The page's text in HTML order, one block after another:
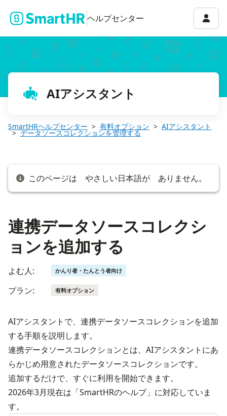
ヘルプセンター アカ
AIアシスタント
SmartHRヘルプセンター 有料オプション AIアシスタント
データソースコレクションを管理する
このページは やさしい日本語が ありません。
連携データソースコレクシ
ョンを追加する
よむ人: かんり者・たんとう者向け
プラン: 有料オプション
AIアシスタントで、連携データソースコレクションを追加
する手順を説明します。
連携データソースコレクションとは、AIアシスタントにあ
らかじめ用意されたデータソースコレクションです。
追加するだけで、すぐに利用を開始できます。
2026年3月現在は「SmartHRのヘルプ」に対応していま
す。